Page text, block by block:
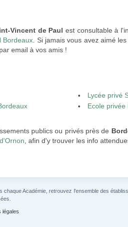
Vincent de Paul est consultable à
Bordeaux . Si jamais vous avez aimé
email à vos amis !
Lycée privé
Ecole
publics ou privés près de
, afin d'y trouver les info
Académie, retrouvez l'ensemble des
légales